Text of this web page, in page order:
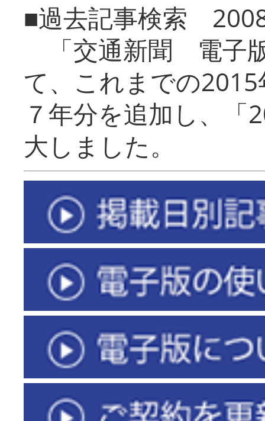
■過去記事検索
「交通新聞 電子
て、これまでの
７年分を追加し、「
大しまし